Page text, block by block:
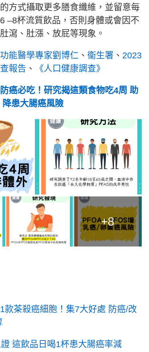
方式攝取更多膳食纖維，並留意每
–8杯流質飲品，否則身體或會因不
瀉、肚漲、放屁等現象。
能醫學專家劉博仁 、 衞生署 、 2023
報告 、 《人口健康調查》
癌必吃！研究揭這類食物吃4周 助
患大腸癌風險
+8
款茶殺癌細胞！集7大好處 防癌/改
這飲品日喝1杯患大腸癌率減